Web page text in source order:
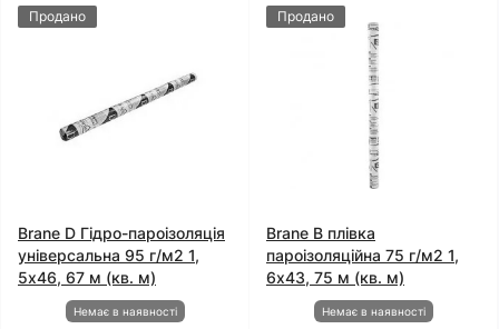
Продано
Brane D Гідро-пароізоляція
універсальна 95 г/м2 1,
5x46, 67 м (кв. м)
Немає в наявності
Продано
Brane B плівка
пароізоляційна 75 г/м2 1,
6x43, 75 м (кв. м)
Немає в наявності